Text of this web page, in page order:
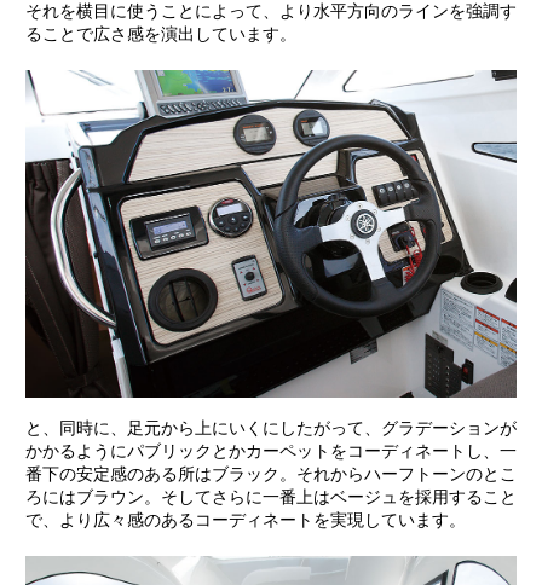
それを横目に使うことによって、より水平方向のラインを強調す
ることで広さ感を演出しています。
と、同時に、足元から上にいくにしたがって、グラデーションが
かかるようにパブリックとかカーペットをコーディネートし、一
番下の安定感のある所はブラック。それからハーフトーンのとこ
ろにはブラウン。そしてさらに一番上はベージュを採用すること
で、より広々感のあるコーディネートを実現しています。